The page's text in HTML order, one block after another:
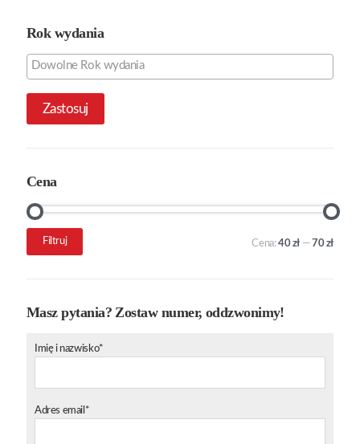
Rok wydania
Zastosuj
Cena
Cena
Cena
Filtruj Cena:40 zł — 70 zł
Masz pytania? Zostaw numer, oddzwonimy!
Imię i nazwisko*
Adres email*